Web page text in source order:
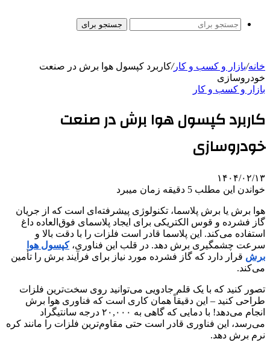
جستجو برای
خانه/بازار و کسب و کار/کاربرد کپسول هوا برش در صنعت
خودروسازی
بازار و کسب و کار
کاربرد کپسول هوا برش در صنعت
خودروسازی
۱۴۰۴/۰۲/۱۳
خواندن این مطلب 5 دقیقه زمان میبرد
هوا برش یا برش پلاسما، تکنولوژی پیشرفته‌ای است که از جریان
گاز فشرده و قوس الکتریکی برای ایجاد پلاسمای فوق‌العاده داغ
استفاده می‌کند. این پلاسما قادر است فلزات را با دقت بالا و
سرعت چشمگیری برش دهد. در قلب این فناوری،کپسول هوا
برش قرار دارد که گاز فشرده مورد نیاز برای فرآیند برش را تأمین
می‌کند.
تصور کنید که با یک قلم جادویی می‌توانید روی سخت‌ترین فلزات
طراحی کنید – این دقیقاً همان کاری است که فناوری هوا برش
انجام می‌دهد! با دمایی که گاهی به ۲۰,۰۰۰ درجه سانتیگراد
می‌رسد، این فناوری قادر است حتی مقاوم‌ترین فلزات را مانند کره
نرم برش دهد.